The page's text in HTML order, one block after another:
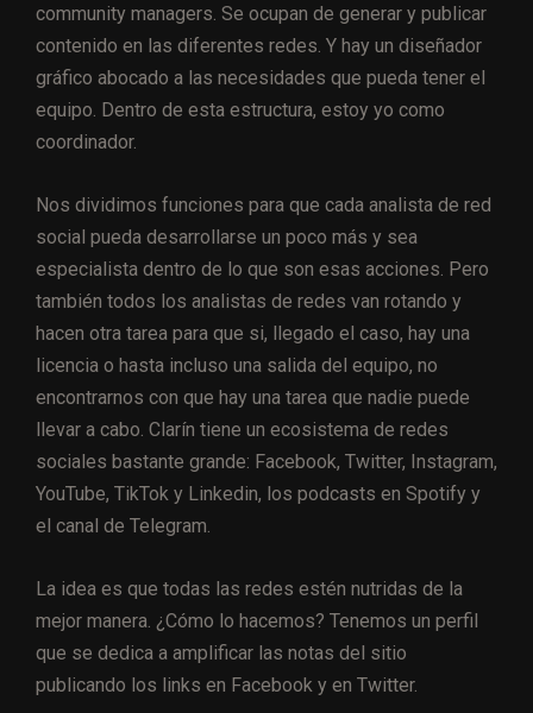
community managers. Se ocupan de generar y publicar
contenido en las diferentes redes. Y hay un diseñador
gráfico abocado a las necesidades que pueda tener el
equipo. Dentro de esta estructura, estoy yo como
coordinador.
Nos dividimos funciones para que cada analista de red
social pueda desarrollarse un poco más y sea
especialista dentro de lo que son esas acciones. Pero
también todos los analistas de redes van rotando y
hacen otra tarea para que si, llegado el caso, hay una
licencia o hasta incluso una salida del equipo, no
encontrarnos con que hay una tarea que nadie puede
llevar a cabo. Clarín tiene un ecosistema de redes
sociales bastante grande: Facebook, Twitter, Instagram,
YouTube, TikTok y Linkedin, los podcasts en Spotify y
el canal de Telegram.
La idea es que todas las redes estén nutridas de la
mejor manera. ¿Cómo lo hacemos? Tenemos un perfil
que se dedica a amplificar las notas del sitio
publicando los links en Facebook y en Twitter.